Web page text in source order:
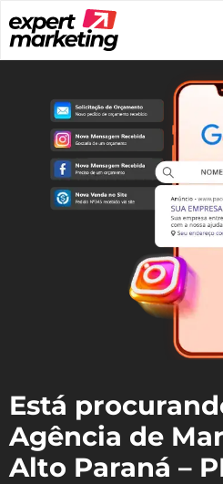
Está
Agência de
Alto Paraná –